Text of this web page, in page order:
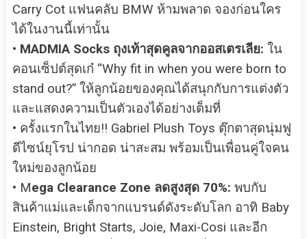
Carry Cot แฟนคลับ BMW ห้ามพลาด จองก่อนใคร
ได้ในงานนี้เท่านั้น
• MADMIA Socks ถุงเท้าสุดคูลจากออสเตรเลีย: ใน
คอนเซ็ปต์สุดเก๋ “Why fit in when you were born to
stand out?” ให้ลูกน้อยของคุณได้สนุกกับการแต่งตัว
และแสดงความเป็นตัวเองได้อย่างเต็มที่
• ครั้งแรกในไทย!! Gabriel Plush Toys ตุ๊กตาสุดนุ่มฟู
ดีไซน์ยุโรป น่ากอด น่าสะสม พร้อมเป็นเพื่อนคู่ใจคน
ใหม่ของลูกน้อย
• Mega Clearance Zone ลดสูงสุด 70%: พบกับ
สินค้าแม่และเด็กจากแบรนด์ดังระดับโลก อาทิ Baby
Einstein, Bright Starts, Joie, Maxi-Cosi และอีก